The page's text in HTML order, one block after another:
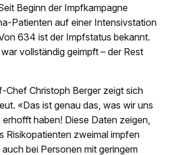
Beginn der Impfkampagne
Patienten auf einer Intensivstation
634 ist der Impfstatus bekannt.
vollständig geimpft – der Rest
Chef Christoph Berger zeigt sich
«Das ist genau das, was wir uns
haben! Diese Daten zeigen,
Risikopatienten zweimal impfen
bei Personen mit geringem